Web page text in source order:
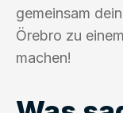
gemeinsam
Örebro zu
machen!